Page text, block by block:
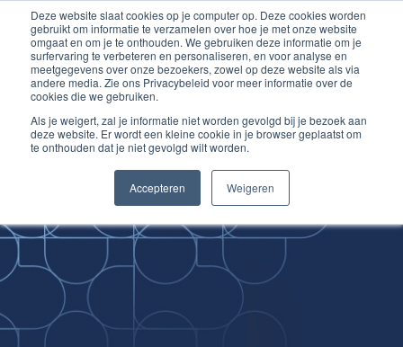
Deze website slaat cookies op je computer op. Deze cookies worden
gebruikt om informatie te verzamelen over hoe je met onze website
omgaat en om je te onthouden. We gebruiken deze informatie om je
surfervaring te verbeteren en personaliseren, en voor analyse en
meetgegevens over onze bezoekers, zowel op deze website als via
andere media. Zie ons Privacybeleid voor meer informatie over de
cookies die we gebruiken.
Als je weigert, zal je informatie niet worden gevolgd bij je bezoek aan
deze website. Er wordt een kleine cookie in je browser geplaatst om
te onthouden dat je niet gevolgd wilt worden.
Accepteren Weigeren
Inloggen account
Ga
naar
de
inhoud
Improving
Medical Skills